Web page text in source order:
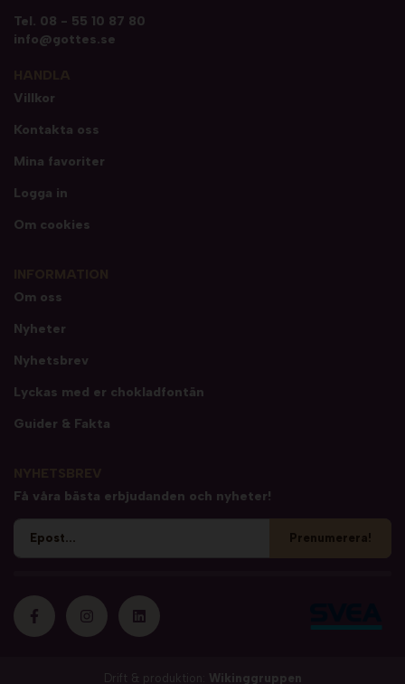
Tel. 08 - 55 10 87 80
info@gottes.se
Villkor
Kontakta oss
Mina favoriter
Logga in
Om cookies
Om oss
Nyheter
Nyhetsbrev
Lyckas med er chokladfontän
Guider & Fakta
Få våra bästa erbjudanden och nyheter!
Prenumerera!
Drift & produktion: Wikinggruppen